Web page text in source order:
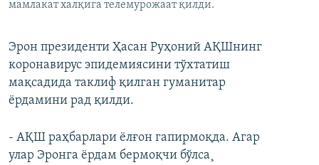
мамлакат халқига телемурожаат қилди.
Эрон президенти Ҳасан Руҳоний АҚШнинг
коронавирус эпидемиясини тўхтатиш
мақсадида таклиф қилган гуманитар
ëрдамини рад қилди.
- АҚШ раҳбарлари ëлғон гапирмоқда. Агар
улар Эронга ëрдам бермоқчи бўлса¸